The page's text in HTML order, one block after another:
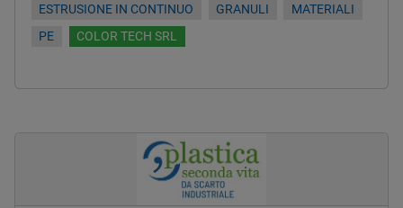
ESTRUSIONE IN CONTINUO GRANULI
MATERIALI
PE
COLOR TECH SRL